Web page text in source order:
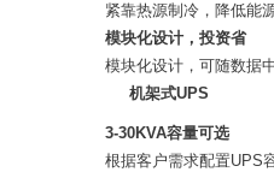
紧靠热源制冷，降低能
模块化设计，投资省
模块化设计，可随数据
机架式UPS
3-30KVA容量可选
根据客户需求配置UPS